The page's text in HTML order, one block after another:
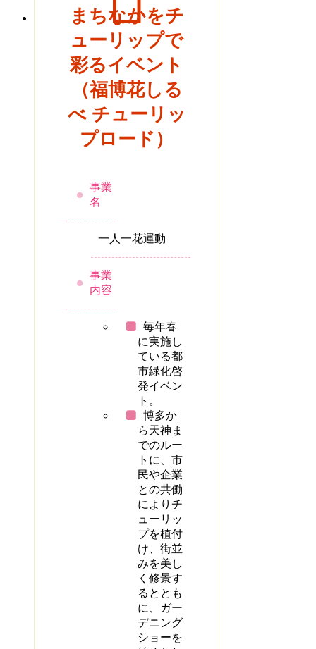
まちなかをチ
ューリップで
彩るイベント
（福博花しる
べ チューリッ
プロード）
事業
名
一人一花運動
事業
内容
毎年春
に実施し
ている都
市緑化啓
発イベン
ト。
博多か
ら天神ま
でのルー
トに、市
民や企業
との共働
によりチ
ューリッ
プを植付
け、街並
みを美し
く修景す
るととも
に、ガー
デニング
ショーを